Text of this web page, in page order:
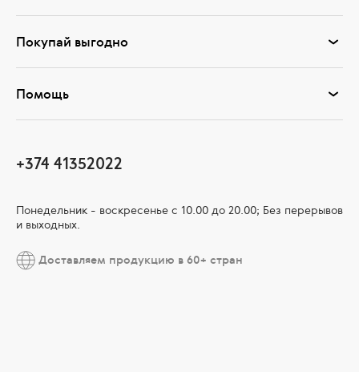
Покупай выгодно
Помощь
+374 41352022
Понедельник - воскресенье с 10.00 до 20.00; Без перерывов
и выходных.
Доставляем продукцию в 60+ стран